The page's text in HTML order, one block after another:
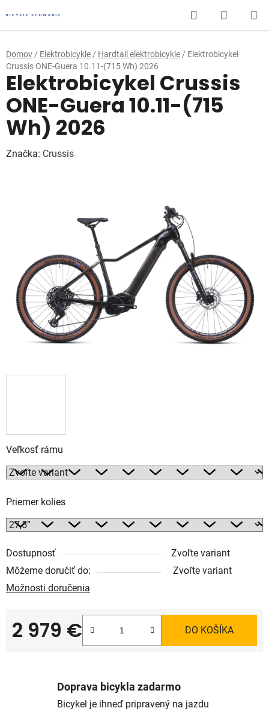
na
obsah
Hľadať
KOŠÍK
Domov / Elektrobicykle / Hardtail elektrobicykle / Elektrobicykel
Crussis ONE-Guera 10.11-(715 Wh) 2026
Veľkosť rámu
Priemer kolies
Dostupnosť
Zvoľte variant
Môžeme doručiť do:
Zvoľte variant
Možnosti doručenia
2 979 €
Jednotková cena:
DO KOŠÍKA
Elektrobicykel Crussis
ONE-Guera 10.11-(715
Wh) 2026
Značka: Crussis
Doprava bicykla zadarmo
Bicykel je ihneď pripravený na jazdu